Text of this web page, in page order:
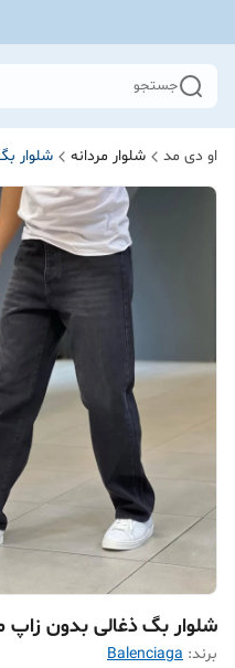
جستجو
او دی مد شلوار مردانه شلوار
شلوار بگ ذغالی بدون زاپ
برند: Balenciaga